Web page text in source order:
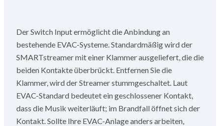
Der Switch Input ermöglicht die Anbindung an
bestehende EVAC-Systeme. Standardmäßig wird der
SMARTstreamer mit einer Klammer ausgeliefert, die die
beiden Kontakte überbrückt. Entfernen Sie die
Klammer, wird der Streamer stummgeschaltet. Laut
EVAC-Standard bedeutet ein geschlossener Kontakt,
dass die Musik weiterläuft; im Brandfall öffnet sich der
Kontakt. Sollte Ihre EVAC-Anlage anders arbeiten,